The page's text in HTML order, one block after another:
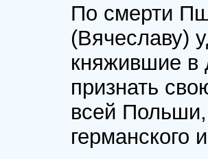
По смерти
(Вячеславу)
княжившие в
признать
всей
германского